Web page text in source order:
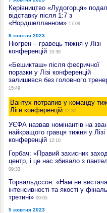
Керівництво «Лудогорця»
відставку після 1:7 з
«Нордшелланном» 17:09
6 жовтня 2023
Нюгрен – гравець тижня у Лізі
конференцій 19:39
«Бешикташ» після феєричної
поразки у Лізі конференцій
залишився без головного
15:49
Вантух потрапив у команду
Ліги конференцій 12:37
УЄФА назвав номінантів на
найкращого гравця тижня у Лізі
конференцій 12:10
Горбач: «Правий захисник
центр, і це нас збивало з
09:33
Торвальдссон: «Нам не
інтенсивності та якості у
третині» 09:05
5 жовтня 2023